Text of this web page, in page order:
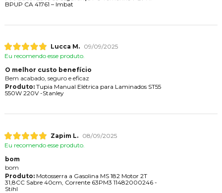
BPUP CA 41761 – Imbat
Lucca M.
09/09/2025
Eu recomendo esse produto.
O melhor custo benefício
Bem acabado, seguro e eficaz
Produto:Tupia Manual Elétrica para Laminados ST55
550W 220V -Stanley
Zapim L.
08/09/2025
Eu recomendo esse produto.
bom
bom
Produto:Motosserra a Gasolina MS 182 Motor 2T
31,8CC Sabre 40cm, Corrente 63PM3 11482000246 -
Stihl